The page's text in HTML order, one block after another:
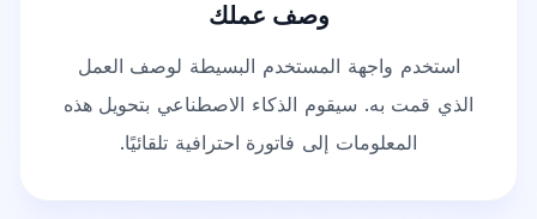
وصف عملك
استخدم واجهة المستخدم البسيطة لوصف العمل
الذي قمت به. سيقوم الذكاء الاصطناعي بتحويل هذه
المعلومات إلى فاتورة احترافية تلقائيًا.